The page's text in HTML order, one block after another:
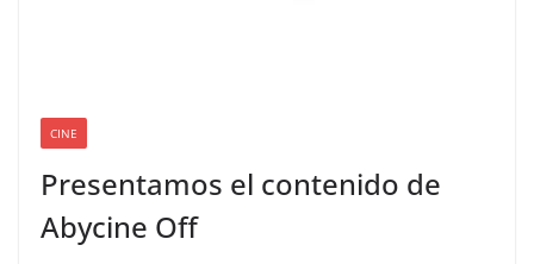
CINE
Presentamos el contenido de
Abycine Off